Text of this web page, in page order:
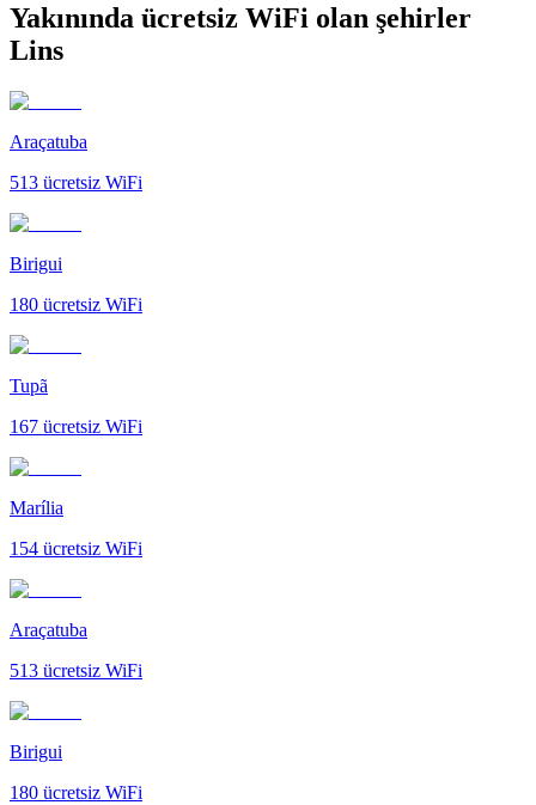
Yakınında ücretsiz WiFi olan şehirler
Lins
Araçatuba
513 ücretsiz WiFi
Birigui
180 ücretsiz WiFi
Tupã
167 ücretsiz WiFi
Marília
154 ücretsiz WiFi
Araçatuba
513 ücretsiz WiFi
Birigui
180 ücretsiz WiFi